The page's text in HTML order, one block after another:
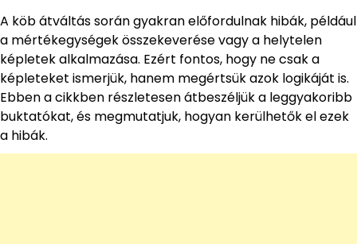
A köb átváltás során gyakran előfordulnak hibák, például
a mértékegységek összekeverése vagy a helytelen
képletek alkalmazása. Ezért fontos, hogy ne csak a
képleteket ismerjük, hanem megértsük azok logikáját is.
Ebben a cikkben részletesen átbeszéljük a leggyakoribb
buktatókat, és megmutatjuk, hogyan kerülhetők el ezek
a hibák.